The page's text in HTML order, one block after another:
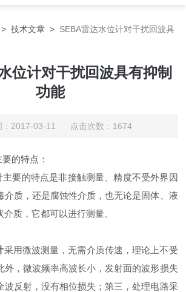
>技术文章 > SEBA雷达水位计对干扰回波具
位计对干扰回波具有抑制
功能
：2017-03-11 点击次数：1674
要的特点：
要的特点是非接触测量、精度不受外界因
介质，还是腐蚀性介质，也无论是固体、液
质，它都可以进行测量。
采用微波测量，无需介质传速，理论上不受
外，微波频率高波长小，发射面的波形损失
波反射，没有相位损失；第三，处理电路采